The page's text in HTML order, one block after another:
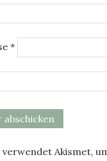
*
verwendet Akismet,